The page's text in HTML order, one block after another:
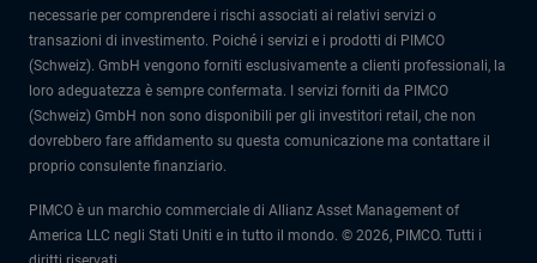
necessarie per comprendere i rischi associati ai relativi servizi o
transazioni di investimento. Poiché i servizi e i prodotti di PIMCO
(Schweiz). GmbH vengono forniti esclusivamente a clienti professionali, la
loro adeguatezza è sempre confermata.
I servizi forniti da PIMCO
(Schweiz) GmbH non sono disponibili per gli investitori retail, che non
dovrebbero fare affidamento su questa comunicazione ma contattare il
proprio consulente finanziario.
PIMCO è un marchio commerciale di Allianz Asset Management of
America LLC negli Stati Uniti e in tutto il mondo. © 2026, PIMCO. Tutti i